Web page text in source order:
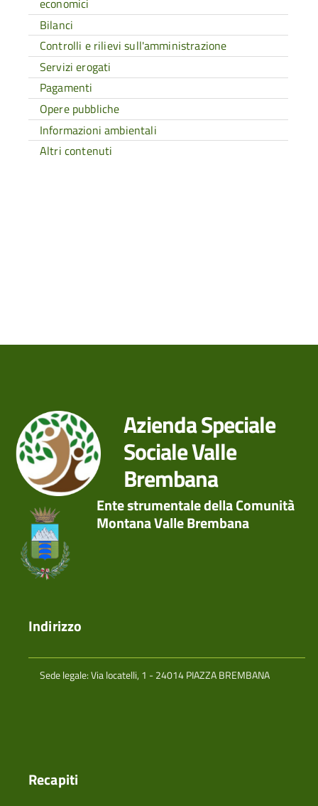
economici
Bilanci
Controlli e rilievi sull'amministrazione
Servizi erogati
Pagamenti
Opere pubbliche
Informazioni ambientali
Altri contenuti
Azienda Speciale
Sociale Valle
Brembana
Ente strumentale della Comunità
Montana Valle Brembana
Indirizzo
Sede legale: Via locatelli, 1 - 24014 PIAZZA BREMBANA
Recapiti